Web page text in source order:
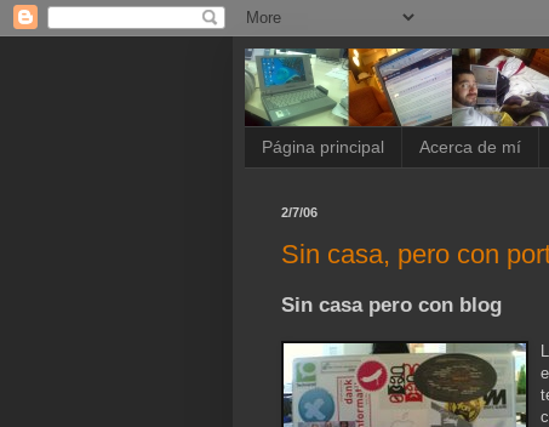
Página principal Acerca de mí
2/7/06
Sin casa, pero con
Sin casa pero con blog
L